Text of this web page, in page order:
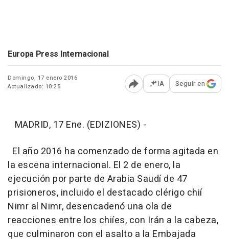
Europa Press Internacional
Domingo, 17 enero 2016
Actualizado: 10:25
Abrir opciones para
IA Seguir en
MADRID, 17 Ene. (EDIZIONES) -
El año 2016 ha comenzado de forma agitada en
la escena internacional. El 2 de enero, la
ejecución por parte de Arabia Saudí de 47
prisioneros, incluido el destacado clérigo chií
Nimr al Nimr, desencadenó una ola de
reacciones entre los chiíes, con Irán a la cabeza,
que culminaron con el asalto a la Embajada